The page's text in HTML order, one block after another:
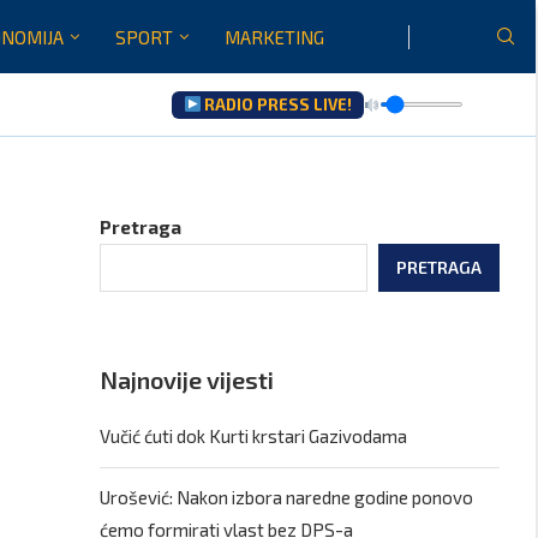
SPORT MARKETING
RADIO PRESS LIVE!
Pretraga
PRETRAGA
Najnovije vijesti
Vučić ćuti dok Kurti krstari Gazivodama
Urošević: Nakon izbora naredne godine ponovo
ćemo formirati vlast bez DPS-a